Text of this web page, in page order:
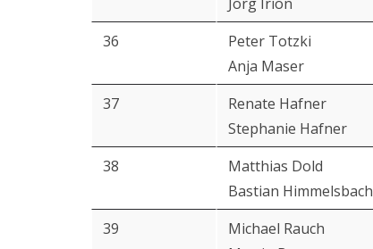
36
Peter Totzki
Anja Maser
37
Renate Hafner
Stephanie Hafner
38
Matthias Dold
Bastian Himmelsbach
39
Michael Rauch